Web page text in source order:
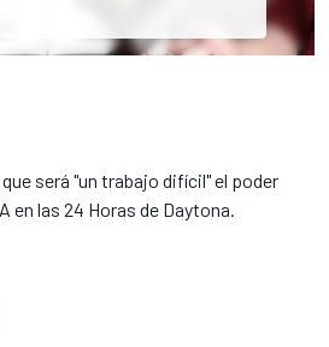
será "un trabajo difícil" el poder
en las 24 Horas de Daytona.